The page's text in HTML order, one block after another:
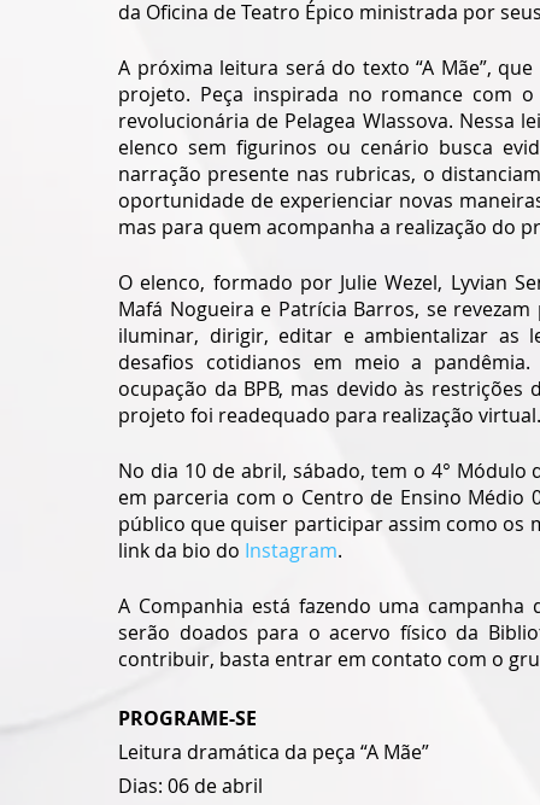
da Oficina de Teatro Épico ministrada por
A próxima leitura será do texto “A Mãe”,
projeto. Peça inspirada no romance com
revolucionária de Pelagea Wlassova. Nessa
elenco sem figurinos ou cenário busca
narração presente nas rubricas, o
oportunidade de experienciar novas
mas para quem acompanha a realização do
O elenco, formado por Julie Wezel, Lyvian
Mafá Nogueira e Patrícia Barros, se
iluminar, dirigir, editar e ambientalizar as
desafios cotidianos em meio a
ocupação da BPB, mas devido às
projeto foi readequado para realização
No dia 10 de abril, sábado, tem o 4° Módulo
em parceria com o Centro de Ensino Médio
público que quiser participar assim como os
link da bio do Instagram.
A Companhia está fazendo uma
serão doados para o acervo físico da
contribuir, basta entrar em contato com o
PROGRAME-SE
Leitura dramática da peça “A Mãe”
Dias: 06 de abril